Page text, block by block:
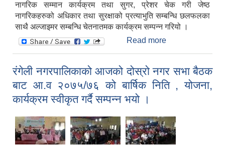
नागरिक सम्मान कार्यक्रम तथा सुगर, प्रेशर चेक गरी जेष्ठ
नागरिकहरुको अधिकार तथा सुरक्षाको प्रत्याभुति सम्बन्धि छलफलका
साथै अल्जाइमर सम्बन्धि चेतनातमक कार्यक्रम सम्पन्न गरियो ।
Read more
रंगेली नगरपालिकाको आजको दोस्रो नगर सभा बैठक
बाट आ.व २०७५/७६ को बार्षिक निति , योजना,
कार्यक्रम स्वीकृत गर्दै सम्पन्न भयो ।